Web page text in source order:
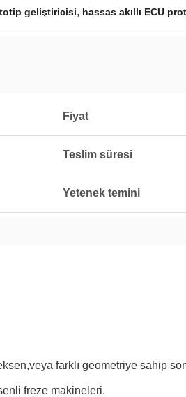
geliştiricisi, hassas akıllı ECU
Fiyat
Teslim süresi
Yetenek temini
farklı geometriye sahip
freze makineleri.